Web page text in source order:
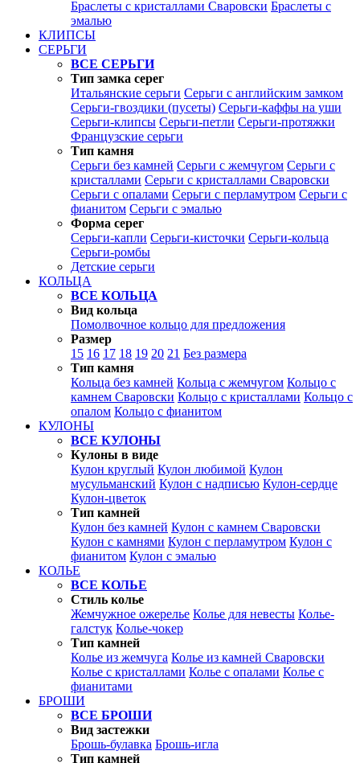
Браслеты с кристаллами Сваровски Браслеты с
эмалью
КЛИПСЫ
СЕРЬГИ
ВСЕ СЕРЬГИ
Тип замка серег
Итальянские серьги Серьги с английским замком
Серьги-гвоздики (пусеты) Серьги-каффы на уши
Серьги-клипсы Серьги-петли Серьги-протяжки
Французские серьги
Тип камня
Серьги без камней Серьги с жемчугом Серьги с
кристаллами Серьги с кристаллами Сваровски
Серьги с опалами Серьги с перламутром Серьги с
фианитом Серьги с эмалью
Форма серег
Серьги-капли Серьги-кисточки Серьги-кольца
Серьги-ромбы
Детские серьги
КОЛЬЦА
ВСЕ КОЛЬЦА
Вид кольца
Помолвочное кольцо для предложения
Размер
15 16 17 18 19 20 21 Без размера
Тип камня
Кольца без камней Кольца с жемчугом Кольцо с
камнем Сваровски Кольцо с кристаллами Кольцо с
опалом Кольцо с фианитом
КУЛОНЫ
ВСЕ КУЛОНЫ
Кулоны в виде
Кулон круглый Кулон любимой Кулон
мусульманский Кулон с надписью Кулон-сердце
Кулон-цветок
Тип камней
Кулон без камней Кулон с камнем Сваровски
Кулон с камнями Кулон с перламутром Кулон с
фианитом Кулон с эмалью
КОЛЬЕ
ВСЕ КОЛЬЕ
Стиль колье
Жемчужное ожерелье Колье для невесты Колье-
галстук Колье-чокер
Тип камней
Колье из жемчуга Колье из камней Сваровски
Колье с кристаллами Колье с опалами Колье с
фианитами
БРОШИ
ВСЕ БРОШИ
Вид застежки
Брошь-булавка Брошь-игла
Тип камней